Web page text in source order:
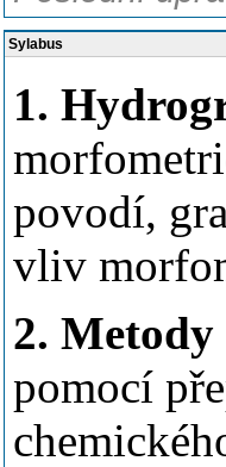
Sylabus
1.
povodí,
vliv
2.
pomocí